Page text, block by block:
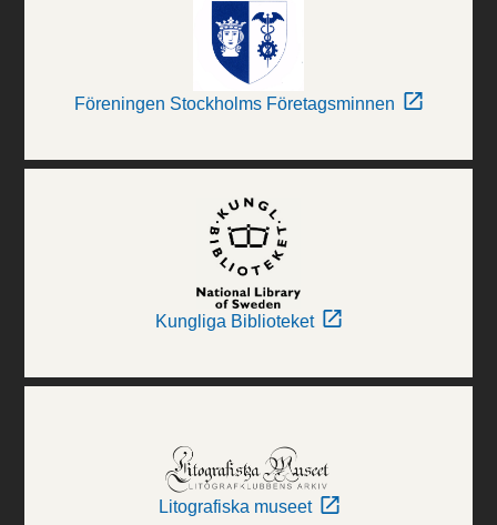
Föreningen Stockholms Företagsminnen
Kungliga Biblioteket
Litografiska museet